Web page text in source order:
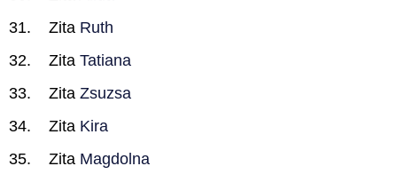
Zita Ruth
Zita Tatiana
Zita Zsuzsa
Zita Kira
Zita Magdolna